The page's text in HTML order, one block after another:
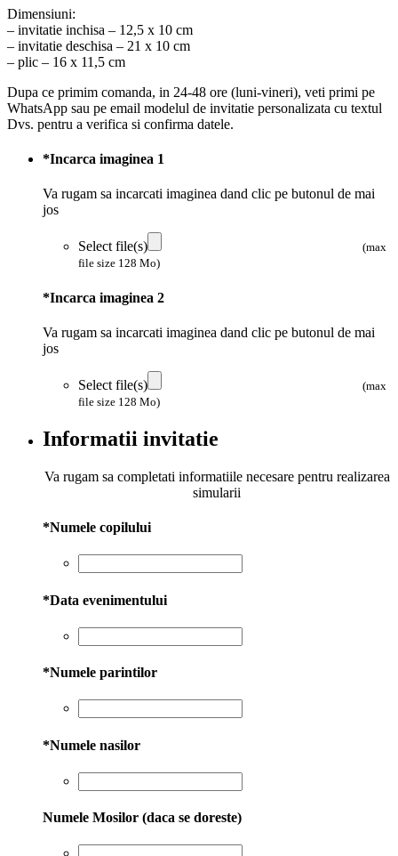
Dimensiuni:
– invitatie inchisa – 12,5 x 10 cm
– invitatie deschisa – 21 x 10 cm
– plic – 16 x 11,5 cm
Dupa ce primim comanda, in 24-48 ore (luni-vineri), veti primi pe
WhatsApp sau pe email modelul de invitatie personalizata cu textul
Dvs. pentru a verifica si confirma datele.
*Incarca imaginea 1
Va rugam sa incarcati imaginea dand clic pe butonul de mai
jos
Select file(s)
(max
file size 128 Mo)
*Incarca imaginea 2
Va rugam sa incarcati imaginea dand clic pe butonul de mai
jos
Select file(s)
(max
file size 128 Mo)
Informatii invitatie
Va rugam sa completati informatiile necesare pentru realizarea
simularii
*Numele copilului
*Data evenimentului
*Numele parintilor
*Numele nasilor
Numele Mosilor (daca se doreste)